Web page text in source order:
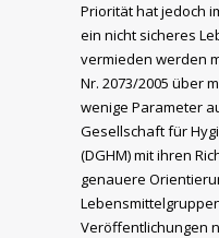
Priorität hat jedoch
ein nicht sicheres
vermieden werden
Nr. 2073/2005 über
wenige Parameter
Gesellschaft für
(DGHM) mit ihren
genauere
Veröffentlichungen